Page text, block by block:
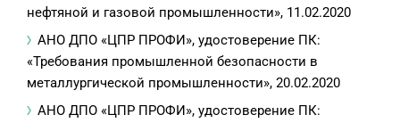
нефтяной и газовой промышленности», 11.02.2020
АНО ДПО «ЦПР ПРОФИ», удостоверение ПК:
«Требования промышленной безопасности в
металлургической промышленности», 20.02.2020
АНО ДПО «ЦПР ПРОФИ», удостоверение ПК: